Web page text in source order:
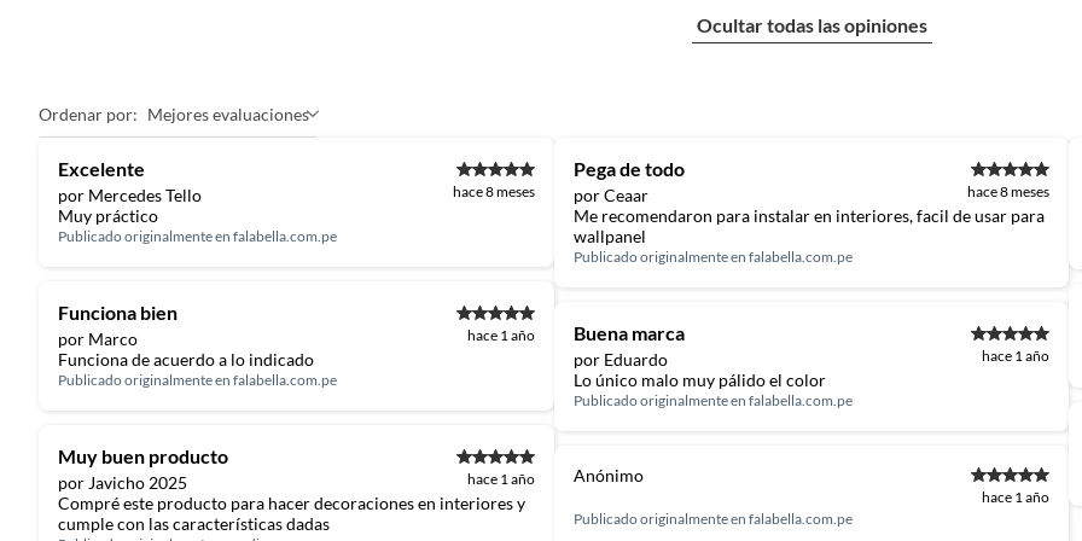
Ocultar todas las opiniones
Ordenar por: Mejores evaluaciones
Excelente
por Mercedes Tello hace 8 meses
Muy práctico
Publicado originalmente en falabella.com.pe
Funciona bien
por Marco hace 1 año
Funciona de acuerdo a lo indicado
Publicado originalmente en falabella.com.pe
Muy buen producto
por Javicho 2025 hace 1 año
Compré este producto para hacer decoraciones en interiores y
cumple con las características dadas
Pega de todo
por Ceaar hace 8 meses
Me recomendaron para instalar en interiores, facil de usar para
wallpanel
Publicado originalmente en falabella.com.pe
Buena marca
por Eduardo hace 1 año
Lo único malo muy pálido el color
Publicado originalmente en falabella.com.pe
Anónimo
hace 1 año
Publicado originalmente en falabella.com.pe